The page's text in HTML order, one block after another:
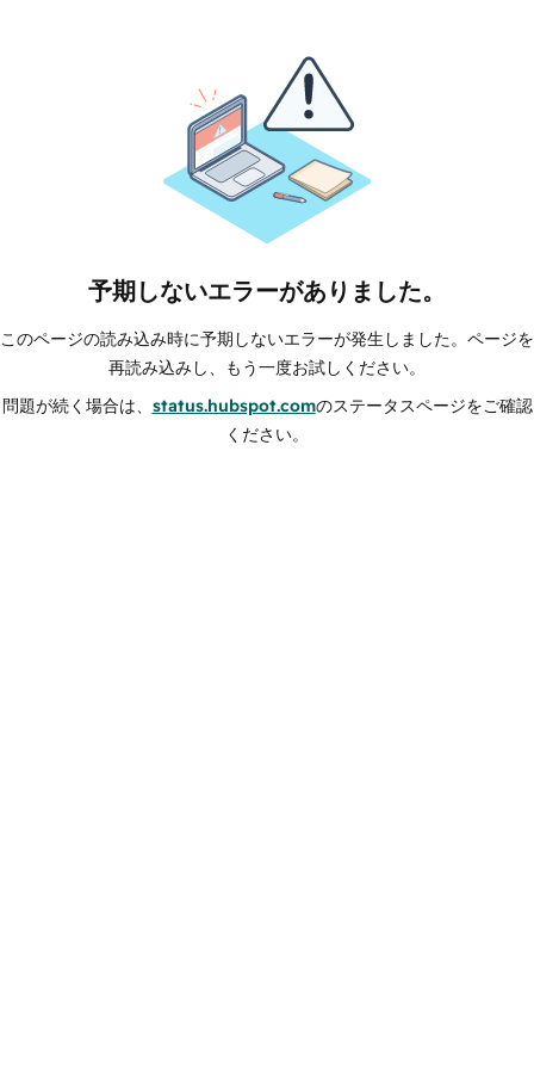
予期しないエラーがありました。
このページの読み込み時に予期しないエラーが発生しました。ページを
再読み込みし、もう一度お試しください。
問題が続く場合は、 status.hubspot.comのステータスページをご確認
ください。